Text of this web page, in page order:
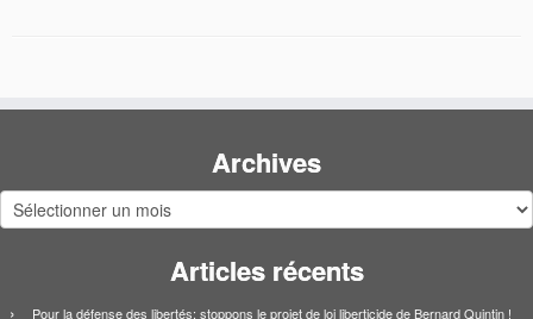
Archives
Archives
Articles récents
Pour la défense des libertés: stoppons le projet de loi liberticide de Bernard Quintin !